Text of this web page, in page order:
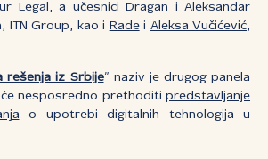
Legal, a učesnici
Dragan iAleksandar
ITN Group, kao i Radei Aleksa Vučićević,
rešenja iz Srbije” naziv je drugog panela
će nesposredno prethoditi predstavljanje
o upotrebi digitalnih tehnologija u